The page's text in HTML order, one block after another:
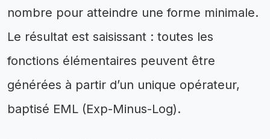
nombre pour atteindre une forme minimale.
Le résultat est saisissant : toutes les
fonctions élémentaires peuvent être
générées à partir d’un unique opérateur,
baptisé EML (Exp-Minus-Log).